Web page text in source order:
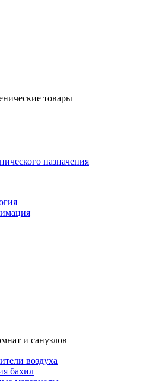
товары
назначения
и санузлов
воздуха
бахил